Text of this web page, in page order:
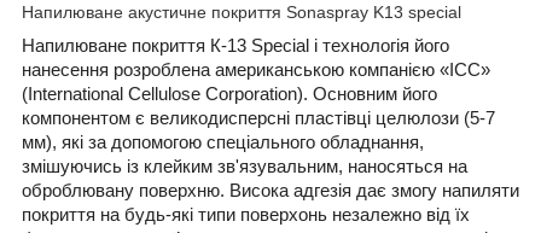
Напилюване акустичне покриття Sonaspray K13 special
Напилюване покриття К-13 Special і технологія його
нанесення розроблена американською компанією «ICC»
(International Cellulose Corporation). Основним його
компонентом є великодисперсні пластівці целюлози (5-7
мм), які за допомогою спеціального обладнання,
змішуючись із клейким зв'язувальним, наносяться на
оброблювану поверхню. Висока адгезія дає змогу напиляти
покриття на будь-які типи поверхонь незалежно від їх